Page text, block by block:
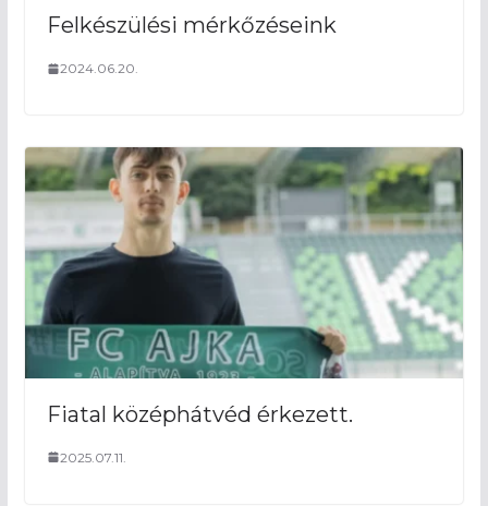
Felkészülési mérkőzéseink
2024.06.20.
Fiatal középhátvéd érkezett.
2025.07.11.